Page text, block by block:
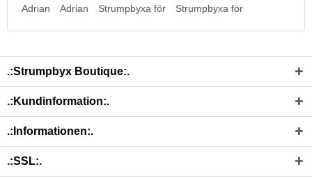
Adrian Adrian Strumpbyxa för Strumpbyxa för
.:Strumpbyx Boutique:.
.:Kundinformation:.
.:Informationen:.
.:SSL:.